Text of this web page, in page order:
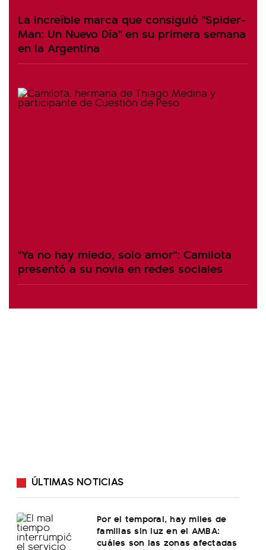
La increíble marca que consiguió "Spider-
Man: Un Nuevo Día" en su primera semana
en la Argentina
"Ya no hay miedo, solo amor": Camilota
presentó a su novia en redes sociales
ÚLTIMAS NOTICIAS
Por el temporal, hay miles de
familias sin luz en el AMBA:
cuáles son las zonas afectadas